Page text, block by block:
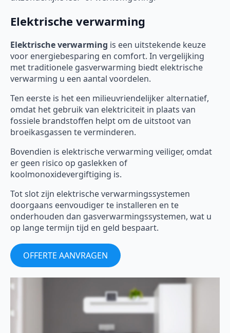
Elektrische verwarming
Elektrische verwarming is een uitstekende keuze
voor energiebesparing en comfort. In vergelijking
met traditionele gasverwarming biedt elektrische
verwarming u een aantal voordelen.
Ten eerste is het een milieuvriendelijker alternatief,
omdat het gebruik van elektriciteit in plaats van
fossiele brandstoffen helpt om de uitstoot van
broeikasgassen te verminderen.
Bovendien is elektrische verwarming veiliger, omdat
er geen risico op gaslekken of
koolmonoxidevergiftiging is.
Tot slot zijn elektrische verwarmingssystemen
doorgaans eenvoudiger te installeren en te
onderhouden dan gasverwarmingssystemen, wat u
op lange termijn tijd en geld bespaart.
OFFERTE AANVRAGEN